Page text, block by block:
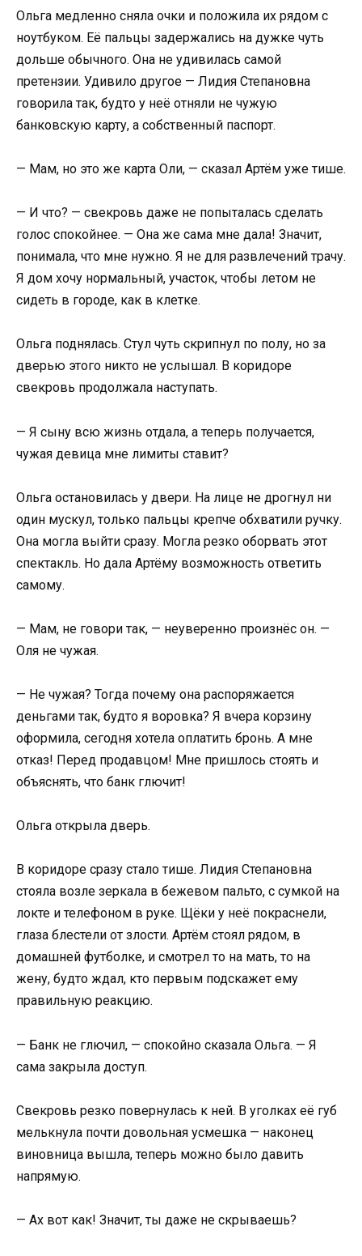
Ольга медленно сняла очки и положила их рядом с
ноутбуком. Её пальцы задержались на дужке чуть
дольше обычного. Она не удивилась самой
претензии. Удивило другое — Лидия Степановна
говорила так, будто у неё отняли не чужую
банковскую карту, а собственный паспорт.
— Мам, но это же карта Оли, — сказал Артём уже тише.
— И что? — свекровь даже не попыталась сделать
голос спокойнее. — Она же сама мне дала! Значит,
понимала, что мне нужно. Я не для развлечений трачу.
Я дом хочу нормальный, участок, чтобы летом не
сидеть в городе, как в клетке.
Ольга поднялась. Стул чуть скрипнул по полу, но за
дверью этого никто не услышал. В коридоре
свекровь продолжала наступать.
— Я сыну всю жизнь отдала, а теперь получается,
чужая девица мне лимиты ставит?
Ольга остановилась у двери. На лице не дрогнул ни
один мускул, только пальцы крепче обхватили ручку.
Она могла выйти сразу. Могла резко оборвать этот
спектакль. Но дала Артёму возможность ответить
самому.
— Мам, не говори так, — неуверенно произнёс он. —
Оля не чужая.
— Не чужая? Тогда почему она распоряжается
деньгами так, будто я воровка? Я вчера корзину
оформила, сегодня хотела оплатить бронь. А мне
отказ! Перед продавцом! Мне пришлось стоять и
объяснять, что банк глючит!
Ольга открыла дверь.
В коридоре сразу стало тише. Лидия Степановна
стояла возле зеркала в бежевом пальто, с сумкой на
локте и телефоном в руке. Щёки у неё покраснели,
глаза блестели от злости. Артём стоял рядом, в
домашней футболке, и смотрел то на мать, то на
жену, будто ждал, кто первым подскажет ему
правильную реакцию.
— Банк не глючил, — спокойно сказала Ольга. — Я
сама закрыла доступ.
Свекровь резко повернулась к ней. В уголках её губ
мелькнула почти довольная усмешка — наконец
виновница вышла, теперь можно было давить
напрямую.
— Ах вот как! Значит, ты даже не скрываешь?